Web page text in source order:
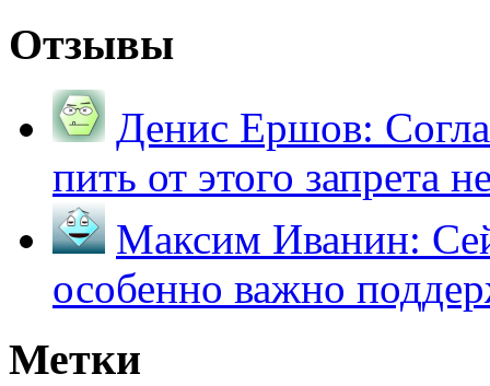
Отзывы
Денис Ершов:
пить от этого запрета
Максим Иванин:
особенно важно
Метки